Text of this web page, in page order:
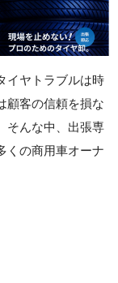
イヤトラブルは時
顧客の信頼を損な
そんな中、出張専
くの商用車オーナ